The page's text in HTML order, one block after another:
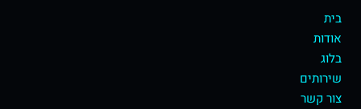
בית
אודות
בלוג
שירותים
צור קשר